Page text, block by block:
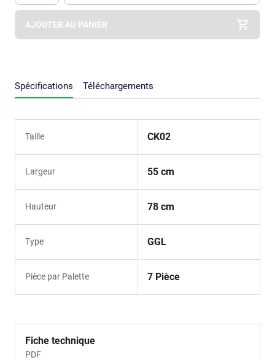
Apok.Product.Detail.AddToCart.Quantity (Optionnel)
AJOUTER AU PANIER
Spécifications Téléchargements
Taille CK02
Largeur 55 cm
Hauteur 78 cm
Type GGL
Pièce par Palette 7 Pièce
Fiche technique
PDF